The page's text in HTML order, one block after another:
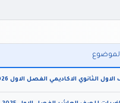
الثانوي الاكاديمي الفصل الاول 2026